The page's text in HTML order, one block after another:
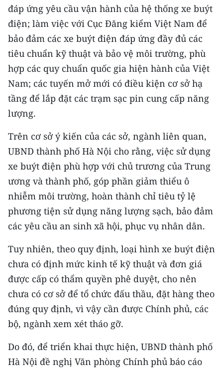
RADIO
MEDIA CENTER
E-Magazine
Video
Media Chính trị
Media Kinh tế
Media Văn hóa
Media Xã hội
Media Pháp luật
Media Du lịch
Media Thế giới
Media Thể thao
Media Giáo dục
Media Y tế
Media Khoa học - Công nghệ
Media Môi trường
đáp ứng yêu cầu vận hành của hệ thống xe buýt
điện; làm việc với Cục Đăng kiểm Việt Nam để
bảo đảm các xe buýt điện đáp ứng đầy đủ các
tiêu chuẩn kỹ thuật và bảo vệ môi trường, phù
hợp các quy chuẩn quốc gia hiện hành của Việt
Nam; các tuyến mở mới có điều kiện cơ sở hạ
tầng để lắp đặt các trạm sạc pin cung cấp năng
lượng.
Trên cơ sở ý kiến của các sở, ngành liên quan,
UBND thành phố Hà Nội cho rằng, việc sử dụng
xe buýt điện phù hợp với chủ trương của Trung
ương và thành phố, góp phần giảm thiểu ô
nhiễm môi trường, hoàn thành chỉ tiêu tỷ lệ
phương tiện sử dụng năng lượng sạch, bảo đảm
các yêu cầu an sinh xã hội, phục vụ nhân dân.
Tuy nhiên, theo quy định, loại hình xe buýt điện
chưa có định mức kinh tế kỹ thuật và đơn giá
được cấp có thẩm quyền phê duyệt, cho nên
chưa có cơ sở để tổ chức đấu thầu, đặt hàng theo
đúng quy định, vì vậy cần được Chính phủ, các
bộ, ngành xem xét tháo gỡ.
Do đó, để triển khai thực hiện, UBND thành phố
Hà Nội đề nghị Văn phòng Chính phủ báo cáo